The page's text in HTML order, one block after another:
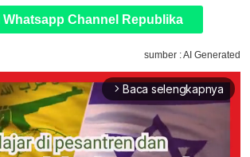
Whatsapp Channel Republika
sumber : AI Generated
arrow_forward_ios Baca selengkapnya